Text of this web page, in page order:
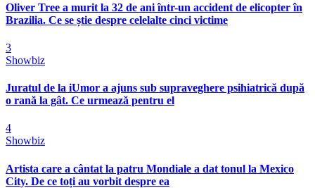
Oliver Tree a murit la 32 de ani într-un accident de elicopter în
Brazilia. Ce se știe despre celelalte cinci victime
3
Showbiz
Juratul de la iUmor a ajuns sub supraveghere psihiatrică după
o rană la gât. Ce urmează pentru el
4
Showbiz
Artista care a cântat la patru Mondiale a dat tonul la Mexico
City. De ce toți au vorbit despre ea